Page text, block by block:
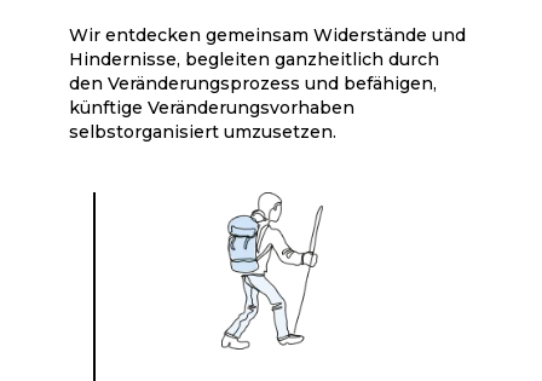
Wir entdecken gemeinsam Widerstände und
Hindernisse, begleiten ganzheitlich durch
den Veränderungsprozess und befähigen,
künftige Veränderungsvorhaben
selbstorganisiert umzusetzen.